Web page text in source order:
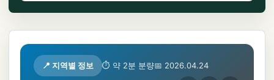
📍 지역별 정보 ⏱ 약 2분 분량📅 2026.04.24